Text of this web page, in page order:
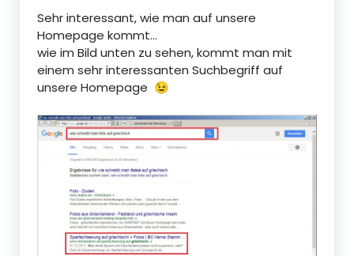
Sehr interessant, wie man auf unsere
Homepage kommt…
wie im Bild unten zu sehen, kommt man mit
einem sehr interessanten Suchbegriff auf
unsere Homepage 😉